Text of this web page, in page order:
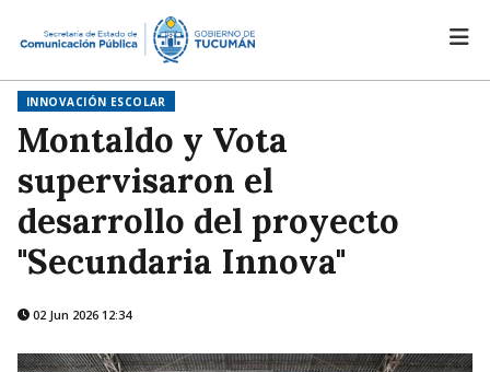
INNOVACIÓN ESCOLAR
Montaldo y Vota
supervisaron el
desarrollo del proyecto
"Secundaria Innova"
02 Jun 2026 12:34